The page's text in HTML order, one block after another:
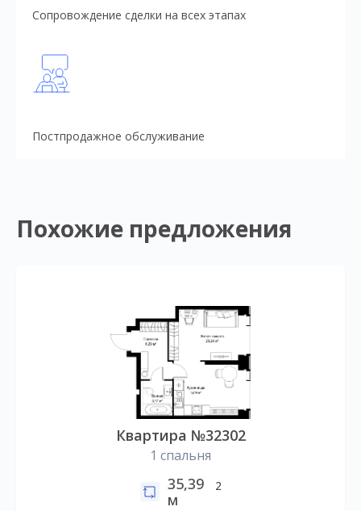
Сопровождение сделки на всех этапах
Постпродажное обслуживание
Похожие предложения
Квартира №32302
1 спальня
35,39
м
2